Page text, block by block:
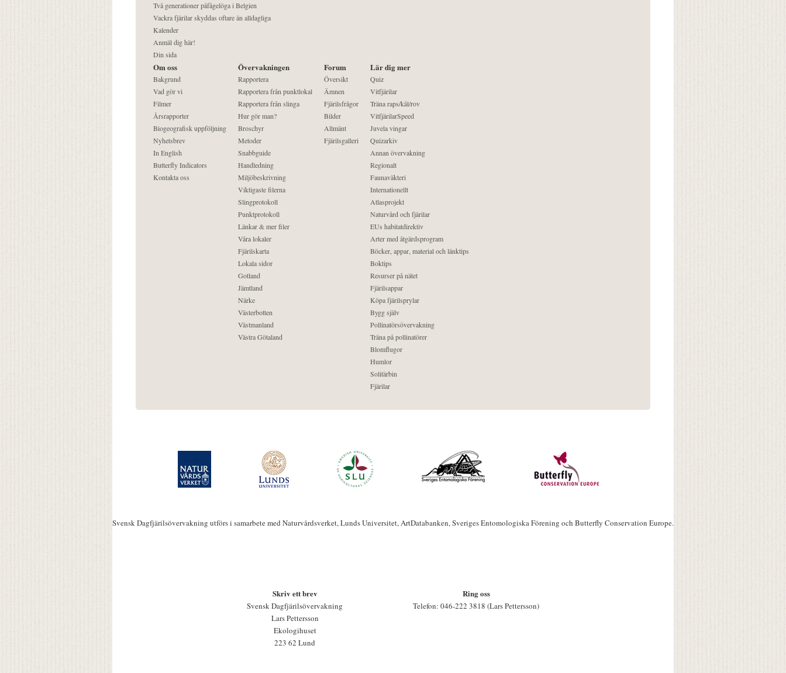
Två generationer påfågelöga i Belgien
Vackra fjärilar skyddas oftare än alldagliga
Kalender
Anmäl dig här!
Din sida
Om oss
Bakgrund
Vad gör vi
Filmer
Årsrapporter
Biogeografisk uppföljning
Nyhetsbrev
In English
Butterfly Indicators
Kontakta oss
Övervakningen
Rapportera
Rapportera från punktlokal
Rapportera från slinga
Hur gör man?
Broschyr
Metoder
Snabbguide
Handledning
Miljöbeskrivning
Viktigaste filerna
Slingprotokoll
Punktprotokoll
Länkar & mer filer
Våra lokaler
Fjärilskarta
Lokala sidor
Gotland
Jämtland
Närke
Västerbotten
Västmanland
Västra Götaland
Forum
Översikt
Ämnen
Fjärilsfrågor
Bilder
Allmänt
Fjärilsgalleri
Lär dig mer
Quiz
Vitfjärilar
Träna raps/kål/rov
VitfjärilarSpeed
Juvela vingar
Quizarkiv
Annan övervakning
Regionalt
Faunaväkteri
Internationellt
Atlasprojekt
Naturvård och fjärilar
EUs habitatdirektiv
Arter med åtgärdsprogram
Böcker, appar, material och länktips
Boktips
Resurser på nätet
Fjärilsappar
Köpa fjärilsprylar
Bygg själv
Pollinatörsövervakning
Träna på pollinatörer
Blomflugor
Humlor
Solitärbin
Fjärilar
Svensk Dagfjärilsövervakning utförs i samarbete med Naturvårdsverket, Lunds Universitet, ArtDatabanken, Sveriges Entomologiska Förening och Butterfly Conservation Europe.
Skriv ett brev
Svensk Dagfjärilsövervakning
Lars Pettersson
Ekologihuset
223 62 Lund
Ring oss
Telefon: 046-222 3818 (Lars Pettersson)